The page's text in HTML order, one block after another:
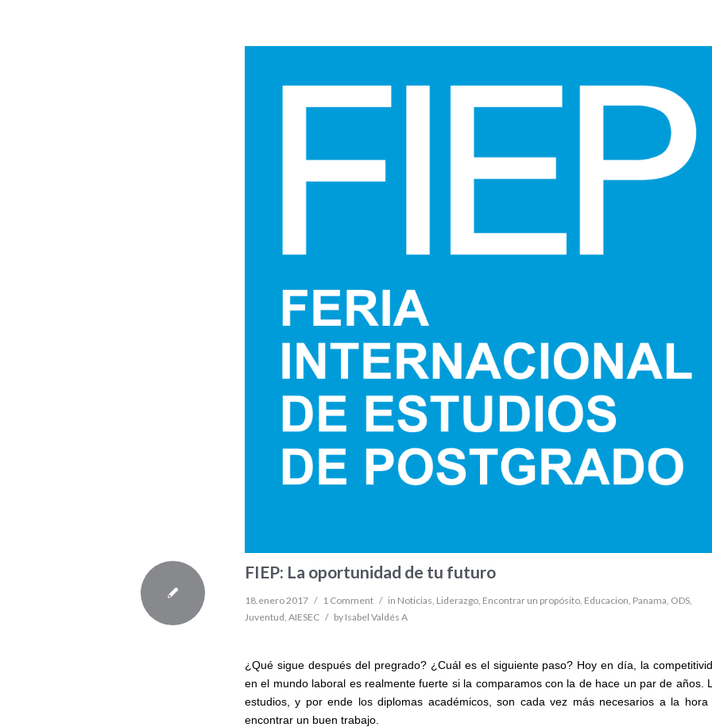
FIEP: La oportunidad de tu futuro
18.enero 2017 / 1 Comment / in Noticias Liderazgo Encontrar un propósito Educacion Panama ODS
Juventud AIESEC / by Isabel Valdés A
¿Qué sigue después del pregrado? ¿Cuál es el siguiente paso? Hoy en día, la
en el mundo laboral es realmente fuerte si la comparamos con la de hace un par de años.
estudios, y por ende los diplomas académicos, son cada vez más necesarios a la hora
encontrar un buen trabajo.